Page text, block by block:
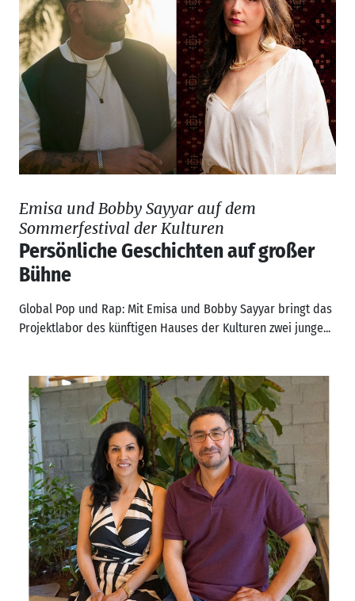
Emisa und Bobby Sayyar auf dem
Sommerfestival der Kulturen
Persönliche Geschichten auf großer
Bühne
Global Pop und Rap: Mit Emisa und Bobby Sayyar bringt das
Projektlabor des künftigen Hauses der Kulturen zwei junge...